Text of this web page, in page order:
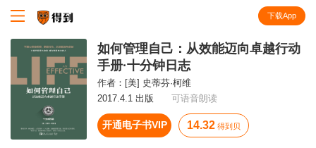
下载App
如何管理自己：从效能迈向卓越行动
手册·十分钟日志
作者： [美] 史蒂芬·柯维
2017.4.1 出版
可语音朗读
开通电子书VIP 14.32 得到贝